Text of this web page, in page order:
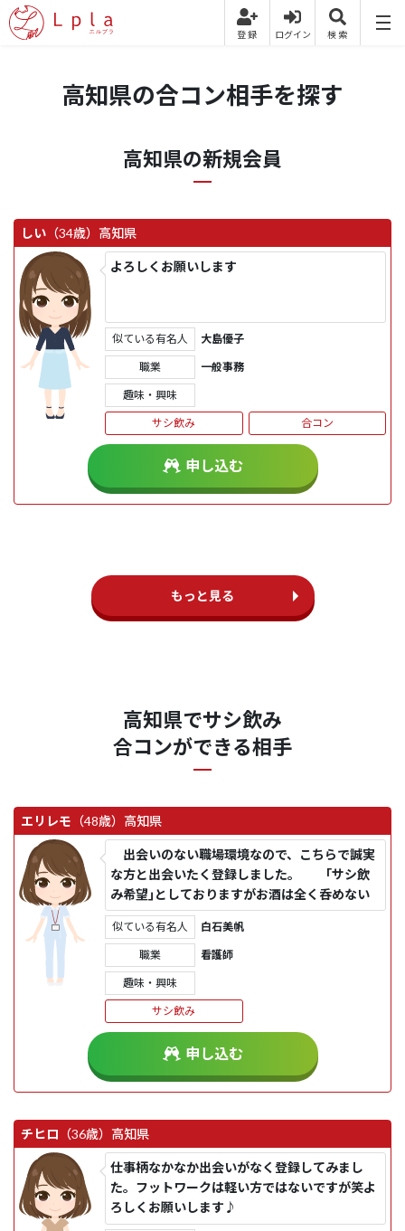
高知県の合コン相手を探す
高知県の新規会員
しい （34歳） 高知県
よろしくお願いします
似ている有名人 大島優子
職業 一般事務
趣味・興味
サシ飲み 合コン
申し込む
もっと見る
高知県でサシ飲み
合コンができる相手
エリレモ （48歳） 高知県
出会いのない職場環境なので、こちらで誠実
な方と出会いたく登録しました。 ｢サシ飲
み希望｣としておりますがお酒は全く呑めない
のでよろしくお願いいた...
似ている有名人 白石美帆
職業 看護師
趣味・興味
サシ飲み
申し込む
チヒロ （36歳） 高知県
仕事柄なかなか出会いがなく登録してみまし
た。フットワークは軽い方ではないですが笑よ
ろしくお願いします♪︎